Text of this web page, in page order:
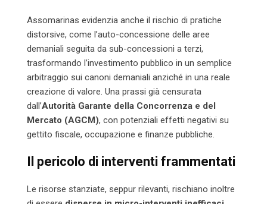
Assomarinas evidenzia anche il rischio di pratiche
distorsive, come l’auto-concessione delle aree
demaniali seguita da sub-concessioni a terzi,
trasformando l’investimento pubblico in un semplice
arbitraggio sui canoni demaniali anziché in una reale
creazione di valore. Una prassi già censurata
dall’Autorità Garante della Concorrenza e del
Mercato (AGCM), con potenziali effetti negativi su
gettito fiscale, occupazione e finanze pubbliche.
Il pericolo di interventi frammentati
Le risorse stanziate, seppur rilevanti, rischiano inoltre